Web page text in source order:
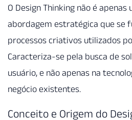
O Design Thinking não é
abordagem estratégica que se
processos criativos utilizados
Caracteriza-se pela busca de
usuário, e não apenas na
negócio existentes.
Conceito e Origem do